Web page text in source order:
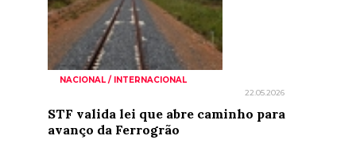
NACIONAL / INTERNACIONAL
22.05.2026
STF valida lei que abre caminho para
avanço da Ferrogrão